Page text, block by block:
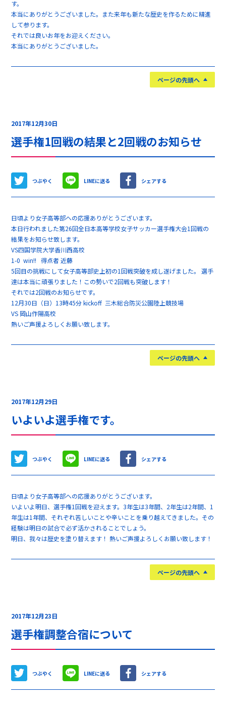
す。
本当にありがとうございました。また来年も新たな歴史を作るために精進
して参ります。
それでは良いお年をお迎えください。
本当にありがとうございました。
ページの先頭へ
2017年12月30日
選手権1回戦の結果と2回戦のお知らせ
つぶやく LINEに送る シェアする
日頃より女子高等部への応援ありがとうございます。
本日行われました第26回全日本高等学校女子サッカー選手権大会1回戦の
結果をお知らせ致します。
VS四国学院大学香川西高校
1-0 win!! 得点者 近藤
5回目の挑戦にして女子高等部史上初の1回戦突破を成し遂げました。 選手
達は本当に頑張りました！この勢いで2回戦も突破します！
それでは2回戦のお知らせです。
12月30日（日）13時45分 kickoff 三木総合防災公園陸上競技場
VS 岡山作陽高校
熱いご声援よろしくお願い致します。
ページの先頭へ
2017年12月29日
いよいよ選手権です。
つぶやく LINEに送る シェアする
日頃より女子高等部への応援ありがとうございます。
いよいよ明日、選手権1回戦を迎えます。3年生は3年間、2年生は2年間、1
年生は1年間、それぞれ苦しいことや辛いことを乗り越えてきました。その
経験は明日の試合で必ず活かされることでしょう。
明日、我々は歴史を塗り替えます！ 熱いご声援よろしくお願い致します！
ページの先頭へ
2017年12月23日
選手権調整合宿について
つぶやく LINEに送る シェアする